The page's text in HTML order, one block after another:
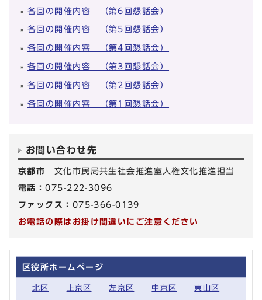
各回の開催内容 （第6回懇話会）
各回の開催内容 （第5回懇話会）
各回の開催内容 （第4回懇話会）
各回の開催内容 （第3回懇話会）
各回の開催内容 （第2回懇話会）
各回の開催内容 （第1回懇話会）
お問い合わせ先
京都市 文化市民局共生社会推進室人権文化推進担当
電話：075-222-3096
ファックス： 075-366-0139
お電話の際はお掛け間違いにご注意ください
区役所ホームページ
北区 上京区 左京区 中京区 東山区